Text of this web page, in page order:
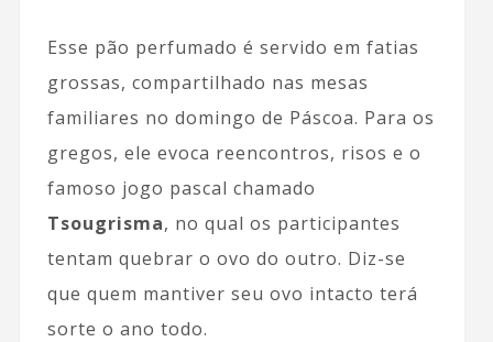
Esse pão perfumado é servido em fatias
grossas, compartilhado nas mesas
familiares no domingo de Páscoa. Para os
gregos, ele evoca reencontros, risos e o
famoso jogo pascal chamado
Tsougrisma, no qual os participantes
tentam quebrar o ovo do outro. Diz-se
que quem mantiver seu ovo intacto terá
sorte o ano todo.